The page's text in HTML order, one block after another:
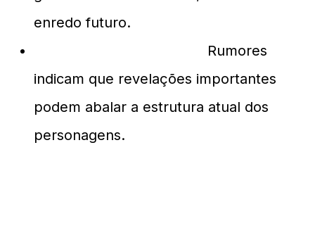
enredo futuro.
Rumores
indicam que revelações importantes
podem abalar a estrutura atual dos
personagens.